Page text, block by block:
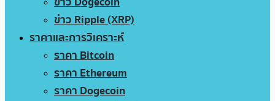
ข่าว Ripple (XRP)
ราคาและการวิเคราะห์
ราคา Bitcoin
ราคา Ethereum
ราคา Dogecoin